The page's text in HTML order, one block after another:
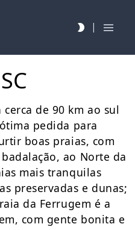
|
cerca de 90 km ao sul
pedida para
boas praias, com
ao Norte da
mais tranquilas
preservadas e dunas;
da Ferrugem é a
com gente bonita e